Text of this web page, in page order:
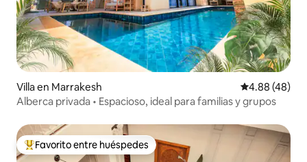
Villa en Marrakesh Calificación
4.88 (48)
Alberca privada • Espacioso, ideal para familias y grupos
De los mejores en Favorito entre huéspedes
Favorito entre huéspedes